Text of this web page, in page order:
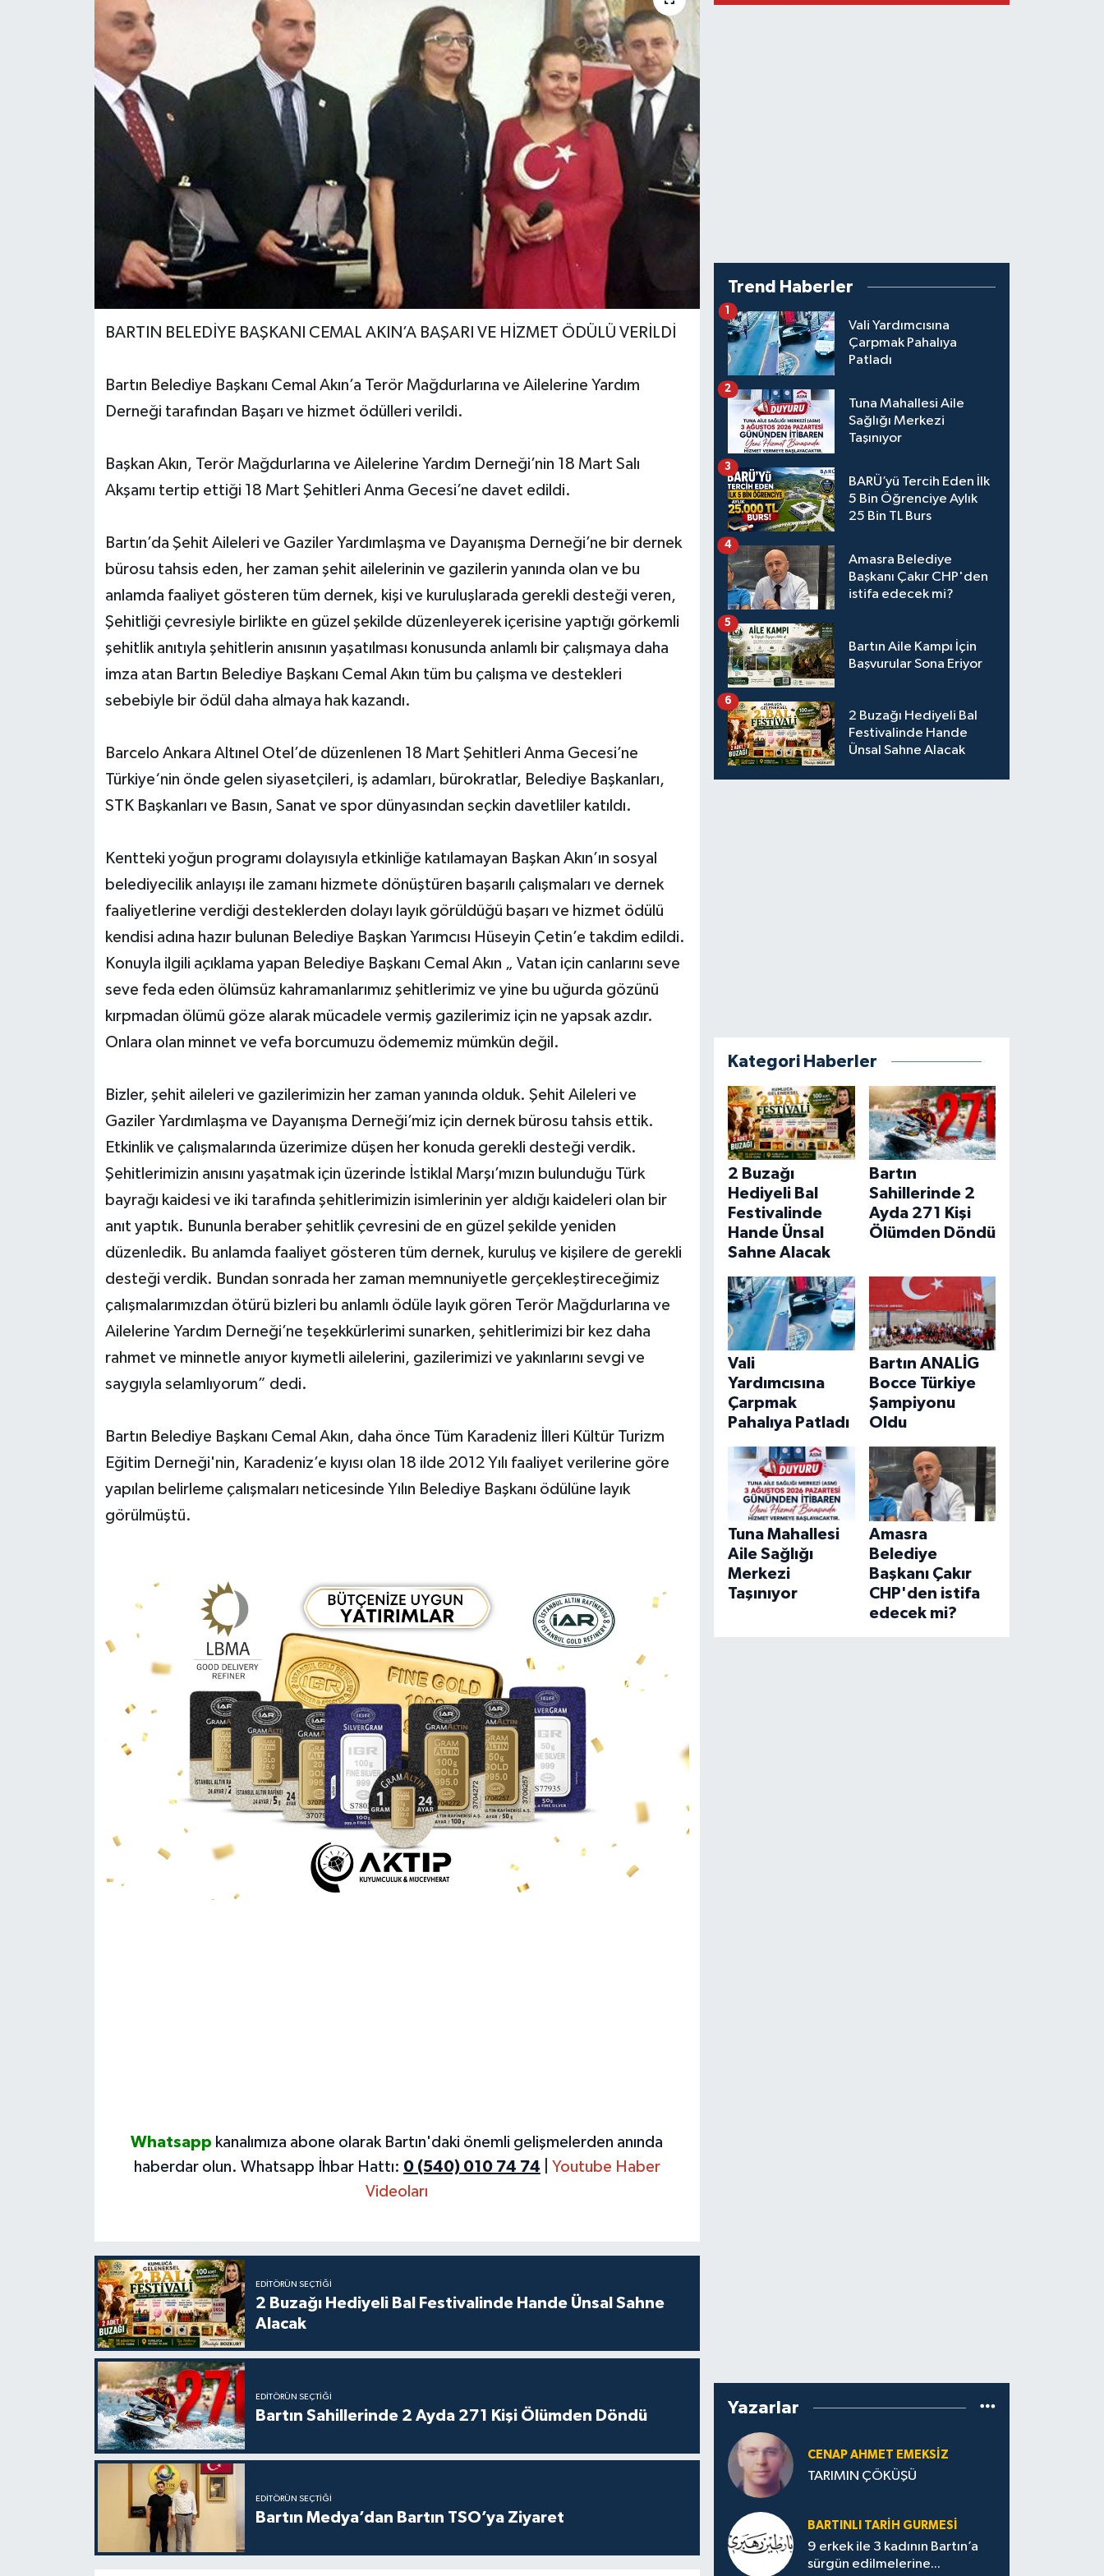
BARTIN BELEDİYE BAŞKANI CEMAL AKIN’A BAŞARI VE HİZMET ÖDÜLÜ VERİLDİ
Bartın Belediye Başkanı Cemal Akın’a Terör Mağdurlarına ve Ailelerine Yardım
Derneği tarafından Başarı ve hizmet ödülleri verildi.
Başkan Akın, Terör Mağdurlarına ve Ailelerine Yardım Derneği’nin 18 Mart Salı
Akşamı tertip ettiği 18 Mart Şehitleri Anma Gecesi’ne davet edildi.
Bartın’da Şehit Aileleri ve Gaziler Yardımlaşma ve Dayanışma Derneği’ne bir dernek
bürosu tahsis eden, her zaman şehit ailelerinin ve gazilerin yanında olan ve bu
anlamda faaliyet gösteren tüm dernek, kişi ve kuruluşlarada gerekli desteği veren,
Şehitliği çevresiyle birlikte en güzel şekilde düzenleyerek içerisine yaptığı görkemli
şehitlik anıtıyla şehitlerin anısının yaşatılması konusunda anlamlı bir çalışmaya daha
imza atan Bartın Belediye Başkanı Cemal Akın tüm bu çalışma ve destekleri
sebebiyle bir ödül daha almaya hak kazandı.
Barcelo Ankara Altınel Otel’de düzenlenen 18 Mart Şehitleri Anma Gecesi’ne
Türkiye‘nin önde gelen siyasetçileri, iş adamları, bürokratlar, Belediye Başkanları,
STK Başkanları ve Basın, Sanat ve spor dünyasından seçkin davetliler katıldı.
Kentteki yoğun programı dolayısıyla etkinliğe katılamayan Başkan Akın’ın sosyal
belediyecilik anlayışı ile zamanı hizmete dönüştüren başarılı çalışmaları ve dernek
faaliyetlerine verdiği desteklerden dolayı layık görüldüğü başarı ve hizmet ödülü
kendisi adına hazır bulunan Belediye Başkan Yarımcısı Hüseyin Çetin’e takdim edildi.
Konuyla ilgili açıklama yapan Belediye Başkanı Cemal Akın „ Vatan için canlarını seve
seve feda eden ölümsüz kahramanlarımız şehitlerimiz ve yine bu uğurda gözünü
kırpmadan ölümü göze alarak mücadele vermiş gazilerimiz için ne yapsak azdır.
Onlara olan minnet ve vefa borcumuzu ödememiz mümkün değil.
Bizler, şehit aileleri ve gazilerimizin her zaman yanında olduk. Şehit Aileleri ve
Gaziler Yardımlaşma ve Dayanışma Derneği’miz için dernek bürosu tahsis ettik.
Etkinlik ve çalışmalarında üzerimize düşen her konuda gerekli desteği verdik.
Şehitlerimizin anısını yaşatmak için üzerinde İstiklal Marşı’mızın bulunduğu Türk
bayrağı kaidesi ve iki tarafında şehitlerimizin isimlerinin yer aldığı kaideleri olan bir
anıt yaptık. Bununla beraber şehitlik çevresini de en güzel şekilde yeniden
düzenledik. Bu anlamda faaliyet gösteren tüm dernek, kuruluş ve kişilere de gerekli
desteği verdik. Bundan sonrada her zaman memnuniyetle gerçekleştireceğimiz
çalışmalarımızdan ötürü bizleri bu anlamlı ödüle layık gören Terör Mağdurlarına ve
Ailelerine Yardım Derneği’ne teşekkürlerimi sunarken, şehitlerimizi bir kez daha
rahmet ve minnetle anıyor kıymetli ailelerini, gazilerimizi ve yakınlarını sevgi ve
saygıyla selamlıyorum” dedi.
Bartın Belediye Başkanı Cemal Akın, daha önce Tüm Karadeniz İlleri Kültür Turizm
Eğitim Derneği'nin, Karadeniz’e kıyısı olan 18 ilde 2012 Yılı faaliyet verilerine göre
yapılan belirleme çalışmaları neticesinde Yılın Belediye Başkanı ödülüne layık
görülmüştü.
Whatsapp kanalımıza abone olarak Bartın'daki önemli gelişmelerden anında
haberdar olun. Whatsapp İhbar Hattı: 0 (540) 010 74 74
Youtube Haber
Videoları
EDITÖRÜN SEÇTIĞI
2 Buzağı Hediyeli Bal Festivalinde Hande Ünsal Sahne
Alacak
EDITÖRÜN SEÇTIĞI
Bartın Sahillerinde 2 Ayda 271 Kişi Ölümden Döndü
EDITÖRÜN SEÇTIĞI
Bartın Medya’dan Bartın TSO’ya Ziyaret
Trend Haberler
Vali Yardımcısına
Çarpmak Pahalıya
Patladı
1
Tuna Mahallesi Aile
Sağlığı Merkezi
Taşınıyor
2
BARÜ’yü Tercih Eden İlk
5 Bin Öğrenciye Aylık
25 Bin TL Burs
3
Amasra Belediye
Başkanı Çakır CHP'den
istifa edecek mi?
4
Bartın Aile Kampı İçin
Başvurular Sona Eriyor
5
2 Buzağı Hediyeli Bal
Festivalinde Hande
Ünsal Sahne Alacak
6
Kategori Haberler
2 Buzağı
Hediyeli Bal
Festivalinde
Hande Ünsal
Sahne Alacak
Bartın
Sahillerinde 2
Ayda 271 Kişi
Ölümden Döndü
Vali
Yardımcısına
Çarpmak
Pahalıya Patladı
Bartın ANALİG
Bocce Türkiye
Şampiyonu
Oldu
Tuna Mahallesi
Aile Sağlığı
Merkezi
Taşınıyor
Amasra
Belediye
Başkanı Çakır
CHP'den istifa
edecek mi?
Yazarlar
CENAP AHMET EMEKSİZ
TARIMIN ÇÖKÜŞÜ
BARTINLI TARIH GURMESI
9 erkek ile 3 kadının Bartın’a
sürgün edilmelerine...
Yerel Yönetimler